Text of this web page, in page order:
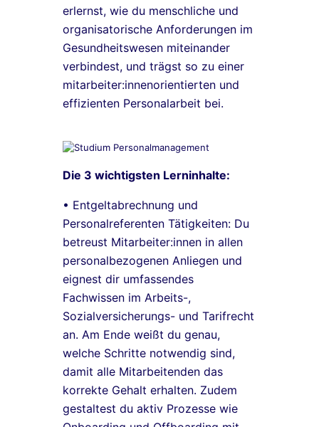
erlernst, wie du menschliche und
organisatorische Anforderungen im
Gesundheitswesen miteinander
verbindest, und trägst so zu einer
mitarbeiter:innenorientierten und
effizienten Personalarbeit bei.
Die 3 wichtigsten Lerninhalte:
• Entgeltabrechnung und
Personalreferenten Tätigkeiten: Du
betreust Mitarbeiter:innen in allen
personalbezogenen Anliegen und
eignest dir umfassendes
Fachwissen im Arbeits-,
Sozialversicherungs- und Tarifrecht
an. Am Ende weißt du genau,
welche Schritte notwendig sind,
damit alle Mitarbeitenden das
korrekte Gehalt erhalten. Zudem
gestaltest du aktiv Prozesse wie